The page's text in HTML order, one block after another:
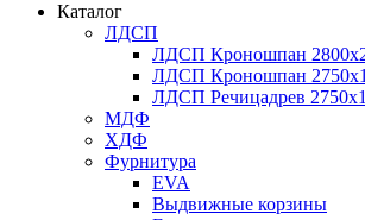
Каталог
ЛДСП
ЛДСП Кроношпан
ЛДСП Кроношпан
ЛДСП Речицадрев
МДФ
ХДФ
Фурнитура
EVA
Выдвижные корзины